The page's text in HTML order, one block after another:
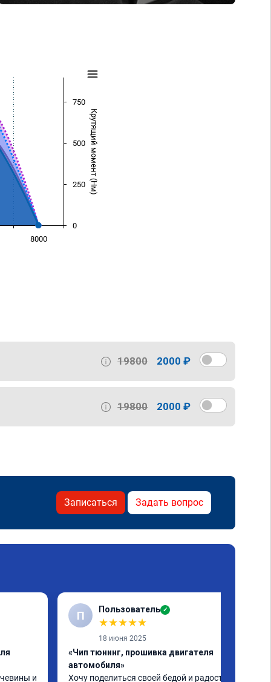
Крутящий момент (Нм)
8000
0
250
500
750
19800 2000 ₽
19800 2000 ₽
Записаться Задать вопрос
и
П Пользователь ✓
★★★★★
18 июня 2025
«Чип тюнинг, прошивка двигателя
автомобиля»
Хочу поделиться своей бедой и радостью.